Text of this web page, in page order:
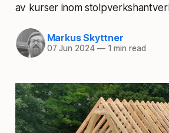
av kurser inom
Markus Skyttner
07 Jun 2024 —1 min read